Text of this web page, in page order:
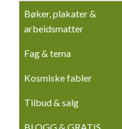
Bøker, plakater &
arbeidsmatter
Fag & tema
Kosmiske fabler
Tilbud & salg
BLOGG & GRATIS